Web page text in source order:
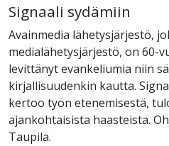
Signaali sydämiin
Avainmedia lähetysjärjestö,
medialähetysjärjestö, on 60-
levittänyt evankeliumia niin
kirjallisuudenkin kautta.
kertoo työn etenemisestä,
ajankohtaisista haasteista.
Taupila.